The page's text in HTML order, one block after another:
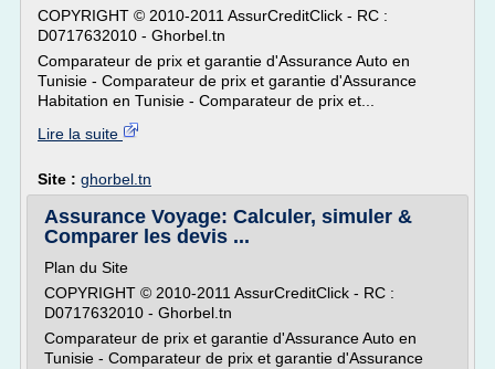
COPYRIGHT © 2010-2011 AssurCreditClick - RC :
D0717632010 - Ghorbel.tn
Comparateur de prix et garantie d'Assurance Auto en
Tunisie - Comparateur de prix et garantie d'Assurance
Habitation en Tunisie - Comparateur de prix et...
Lire la suite
Site : ghorbel.tn
Assurance Voyage: Calculer, simuler &
Comparer les devis ...
Plan du Site
COPYRIGHT © 2010-2011 AssurCreditClick - RC :
D0717632010 - Ghorbel.tn
Comparateur de prix et garantie d'Assurance Auto en
Tunisie - Comparateur de prix et garantie d'Assurance